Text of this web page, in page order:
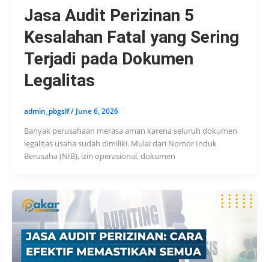
Jasa Audit Perizinan 5
Kesalahan Fatal yang Sering
Terjadi pada Dokumen
Legalitas
admin_pbgslf/ June 6, 2026
Banyak perusahaan merasa aman karena seluruh dokumen
legalitas usaha sudah dimiliki. Mulai dari Nomor Induk
Berusaha (NIB), izin operasional, dokumen